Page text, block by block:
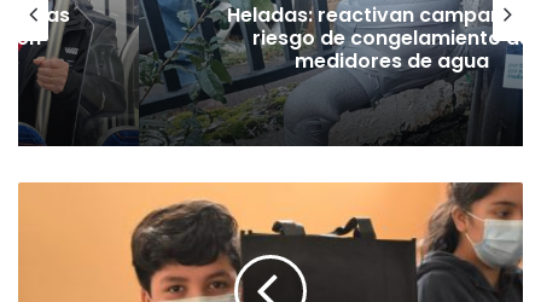
vías
Heladas: reactivan campaña
riesgo de congelamiento de
medidores de agua